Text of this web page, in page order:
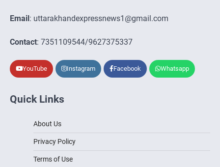
Email: uttarakhandexpressnews1@gmail.com
Contact: 7351109544/9627375337
YouTube Instagram Facebook Whatsapp
Quick Links
About Us
Privacy Policy
Terms of Use